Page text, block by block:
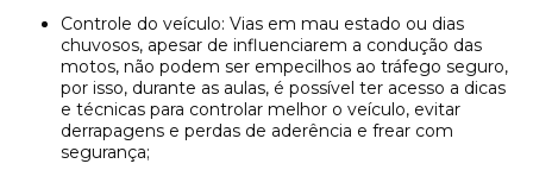
Controle do veículo: Vias em mau estado ou dias
chuvosos, apesar de influenciarem a condução das
motos, não podem ser empecilhos ao tráfego seguro,
por isso, durante as aulas, é possível ter acesso a dicas
e técnicas para controlar melhor o veículo, evitar
derrapagens e perdas de aderência e frear com
segurança;